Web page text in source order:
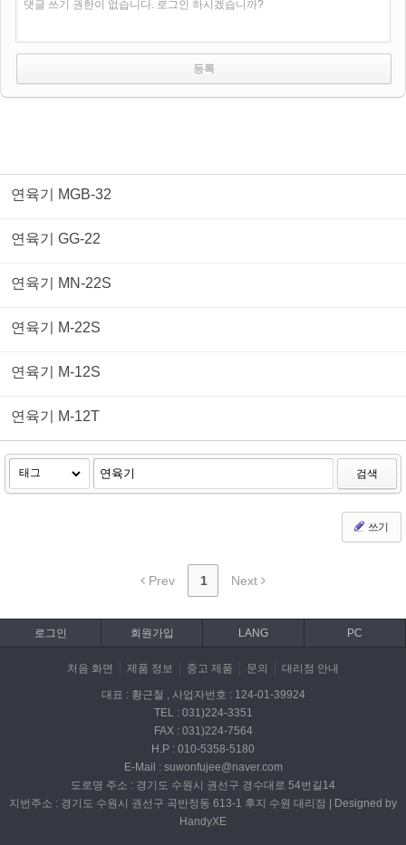
댓글 쓰기 권한이 없습니다. 로그인 하시겠습니까?
연육기 MGB-32
연육기 GG-22
연육기 MN-22S
연육기 M-22S
연육기 M-12S
연육기 M-12T
검색
쓰기
Prev 1 Next
로그인 회원가입 LANG PC
처음 화면 제품 정보 중고 제품 문의 대리점 안내
대표 : 황근철 , 사업자번호 : 124-01-39924
TEL : 031)224-3351
FAX : 031)224-7564
H.P : 010-5358-5180
E-Mail : suwonfujee@naver.com
도로명 주소 : 경기도 수원시 권선구 경수대로 54번길14
지번주소 : 경기도 수원시 권선구 곡반정동 613-1 후지 수원 대리점 | Designed by
HandyXE